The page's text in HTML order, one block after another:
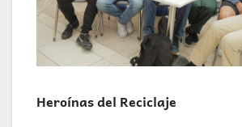
Heroínas del Reciclaje